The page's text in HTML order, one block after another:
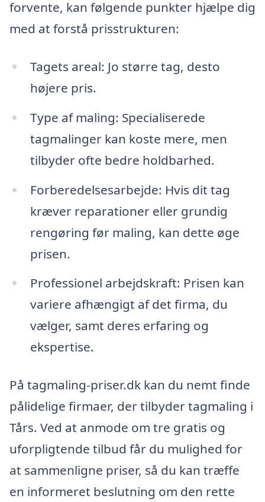
forvente, kan følgende punkter hjælpe dig
med at forstå prisstrukturen:
Tagets areal: Jo større tag, desto
højere pris.
Type af maling: Specialiserede
tagmalinger kan koste mere, men
tilbyder ofte bedre holdbarhed.
Forberedelsesarbejde: Hvis dit tag
kræver reparationer eller grundig
rengøring før maling, kan dette øge
prisen.
Professionel arbejdskraft: Prisen kan
variere afhængigt af det firma, du
vælger, samt deres erfaring og
ekspertise.
På tagmaling-priser.dk kan du nemt finde
pålidelige firmaer, der tilbyder tagmaling i
Tårs. Ved at anmode om tre gratis og
uforpligtende tilbud får du mulighed for
at sammenligne priser, så du kan træffe
en informeret beslutning om den rette